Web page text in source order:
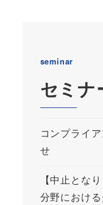
seminar
セミナ
コンプライ
せ
【中止とな
分野におけ